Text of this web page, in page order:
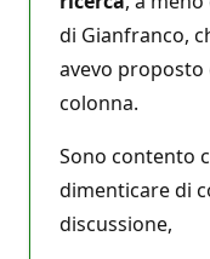
di Gianfranco,
avevo proposto
colonna.
Sono contento
dimenticare di
discussione,